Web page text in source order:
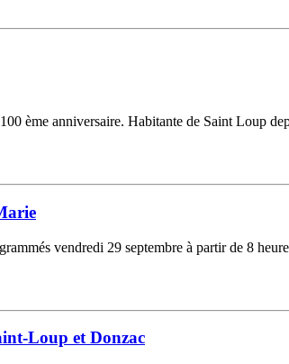
ème anniversaire. Habitante de Saint Loup
vendredi 29 septembre à partir de 8
Loup et Donzac